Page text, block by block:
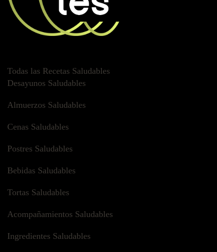
Todas las Recetas Saludables
Desayunos Saludables
Almuerzos Saludables
Cenas Saludables
Postres Saludables
Bebidas Saludables
Tortas Saludables
Acompañamientos Saludables
Ingredientes Saludables